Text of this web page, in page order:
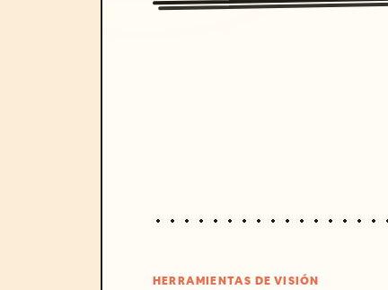
HERRAMIENTAS DE VISIÓN